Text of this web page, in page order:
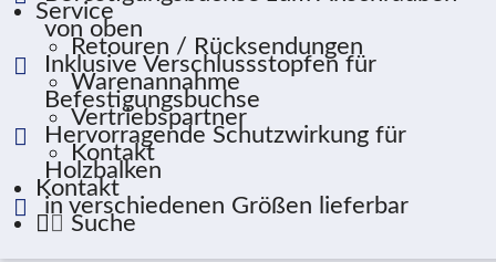
Service
Retouren / Rücksendungen
Warenannahme
Vertriebspartner
Kontakt
Kontakt
Suche
von oben
Inklusive Verschlussstopfen für
Befestigungsbuchse
Hervorragende Schutzwirkung für
Holzbalken
in verschiedenen Größen lieferbar